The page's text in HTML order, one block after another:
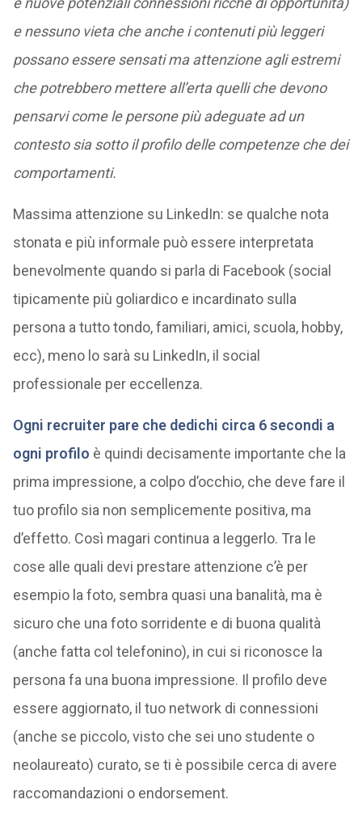
e nessuno vieta che anche i contenuti più leggeri
possano essere sensati ma attenzione agli estremi
che potrebbero mettere all’erta quelli che devono
pensarvi come le persone più adeguate ad un
contesto sia sotto il profilo delle competenze che dei
comportamenti.
Massima attenzione su LinkedIn: se qualche nota
stonata e più informale può essere interpretata
benevolmente quando si parla di Facebook (social
tipicamente più goliardico e incardinato sulla
persona a tutto tondo, familiari, amici, scuola, hobby,
ecc), meno lo sarà su LinkedIn, il social
professionale per eccellenza.
Ogni recruiter pare che dedichi circa 6 secondi a
ogni profilo è quindi decisamente importante che la
prima impressione, a colpo d’occhio, che deve fare il
tuo profilo sia non semplicemente positiva, ma
d’effetto. Così magari continua a leggerlo. Tra le
cose alle quali devi prestare attenzione c’è per
esempio la foto, sembra quasi una banalità, ma è
sicuro che una foto sorridente e di buona qualità
(anche fatta col telefonino), in cui si riconosce la
persona fa una buona impressione. Il profilo deve
essere aggiornato, il tuo network di connessioni
(anche se piccolo, visto che sei uno studente o
neolaureato) curato, se ti è possibile cerca di avere
raccomandazioni o endorsement.